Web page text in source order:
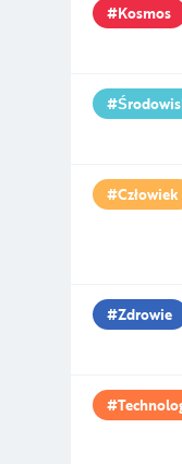
Kosmos
Człowiek
Zdrowie